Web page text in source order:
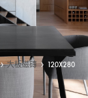
大板磁磚 120X280